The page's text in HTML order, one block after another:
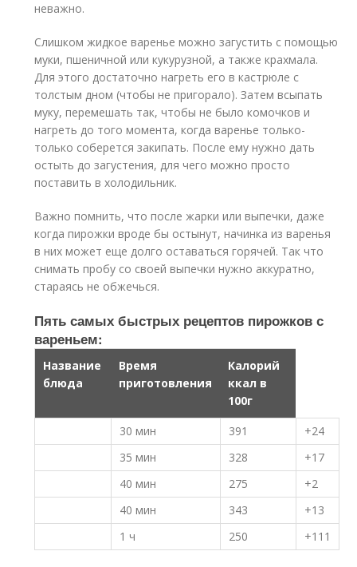
неважно.
Слишком жидкое варенье можно загустить с помощью
муки, пшеничной или кукурузной, а также крахмала.
Для этого достаточно нагреть его в кастрюле с
толстым дном (чтобы не пригорало). Затем всыпать
муку, перемешать так, чтобы не было комочков и
нагреть до того момента, когда варенье только-
только соберется закипать. После ему нужно дать
остыть до загустения, для чего можно просто
поставить в холодильник.
Важно помнить, что после жарки или выпечки, даже
когда пирожки вроде бы остынут, начинка из варенья
в них может еще долго оставаться горячей. Так что
снимать пробу со своей выпечки нужно аккуратно,
стараясь не обжечься.
Пять самых быстрых рецептов пирожков с
вареньем:
Название
блюда
Время
приготовления
Калорий
ккал в
100г
30 мин
391
+24
35 мин
328
+17
40 мин
275
+2
40 мин
343
+13
1 ч
250 +111